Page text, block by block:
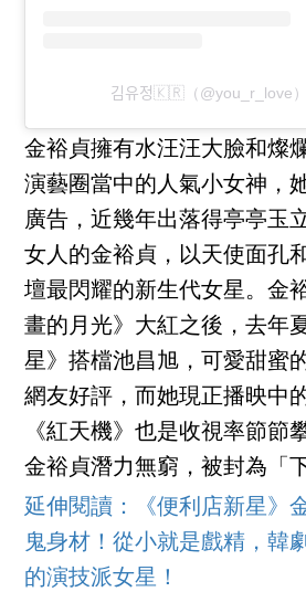
김유정🇰🇷（
金裕貞擁有水汪汪大臉和燦
演藝圈當中的人氣小女神，
廣告，近幾年出落得亭亭玉
女人的金裕貞，以天使面孔
壇最閃耀的新生代女星。金
畫的月光》大紅之後，去年
星》搭檔池昌旭，可愛甜蜜
網友好評，而她現正播映中
《紅天機》也是收視率節節
金裕貞潛力無窮，被封為「
延伸閱讀：《便利店新星》
鬼身材！從小就是戲精，韓
的演技派女星！